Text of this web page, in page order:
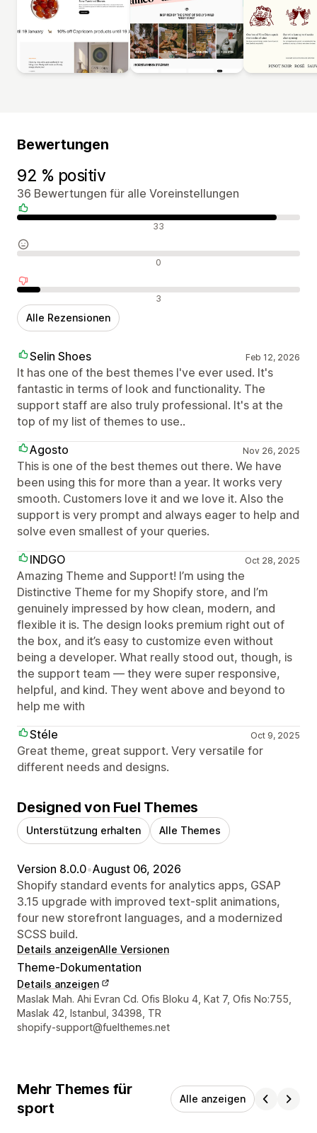
Bewertungen
92 % positiv
36 Bewertungen für alle Voreinstellungen
Positive Bewertungen 33
Neutrale Bewertungen 0
Negative Bewertungen 3
Alle Rezensionen
Selin Shoes Feb 12, 2026
It has one of the best themes I've ever used. It's
fantastic in terms of look and functionality. The
support staff are also truly professional. It's at the
top of my list of themes to use..
Agosto
Nov 26, 2025
This is one of the best themes out there. We have
been using this for more than a year. It works very
smooth. Customers love it and we love it. Also the
support is very prompt and always eager to help and
solve even smallest of your queries.
INDGO
Oct 28, 2025
Amazing Theme and Support! I’m using the
Distinctive Theme for my Shopify store, and I’m
genuinely impressed by how clean, modern, and
flexible it is. The design looks premium right out of
the box, and it’s easy to customize even without
being a developer. What really stood out, though, is
the support team — they were super responsive,
helpful, and kind. They went above and beyond to
help me with
Stéle
Oct 9, 2025
Great theme, great support. Very versatile for
different needs and designs.
Designed von Fuel Themes
Unterstützung erhalten Alle Themes
Version 8.0.0•August 06, 2026
Shopify standard events for analytics apps, GSAP
3.15 upgrade with improved text-split animations,
four new storefront languages, and a modernized
SCSS build.
Details anzeigenAlle Versionen
Theme-Dokumentation
Details anzeigen
Designer-Kontaktdaten
Maslak Mah. Ahi Evran Cd. Ofis Bloku 4, Kat 7, Ofis No:755,
Maslak 42, Istanbul, 34398, TR
shopify-support@fuelthemes.net
Mehr Themes für
sport
Alle anzeigen